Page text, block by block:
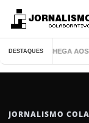
DESTAQUESCHEGA AOS 80
JORNALISMO